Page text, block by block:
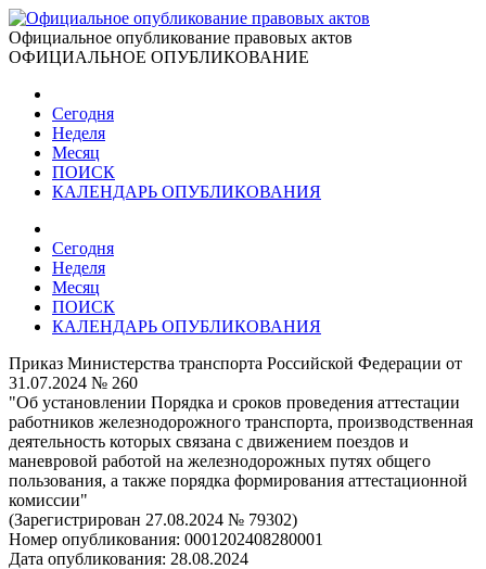
Официальное опубликование правовых актов
ОФИЦИАЛЬНОЕ ОПУБЛИКОВАНИЕ
Сегодня
Неделя
Месяц
ПОИСК
КАЛЕНДАРЬ ОПУБЛИКОВАНИЯ
Сегодня
Неделя
Месяц
ПОИСК
КАЛЕНДАРЬ ОПУБЛИКОВАНИЯ
Приказ Министерства транспорта Российской Федерации от
31.07.2024 № 260
"Об установлении Порядка и сроков проведения аттестации
работников железнодорожного транспорта, производственная
деятельность которых связана с движением поездов и
маневровой работой на железнодорожных путях общего
пользования, а также порядка формирования аттестационной
комиссии"
(Зарегистрирован 27.08.2024 № 79302)
Номер опубликования: 0001202408280001
Дата опубликования: 28.08.2024